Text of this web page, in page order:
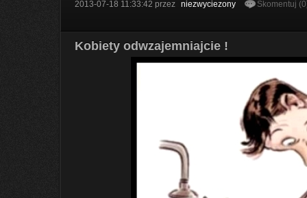
2013-07-18 11:33:42 przez niezwyciezony Skomentuj
Kobiety odwzajemniajcie !